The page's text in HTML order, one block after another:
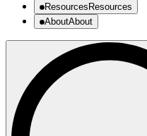
Resources Resources
AboutAbout